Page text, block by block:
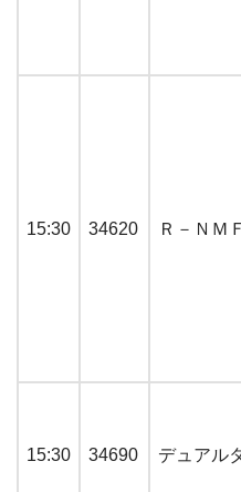
15:30 34620 Ｒ－ＮＭＦ
15:30 34690 デュアル